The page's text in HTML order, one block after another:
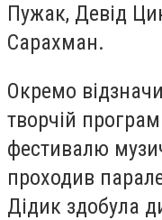
Пужак, Девід
Сарахман.
Окремо
творчій
фестивалю
проходив
Дідик здобула